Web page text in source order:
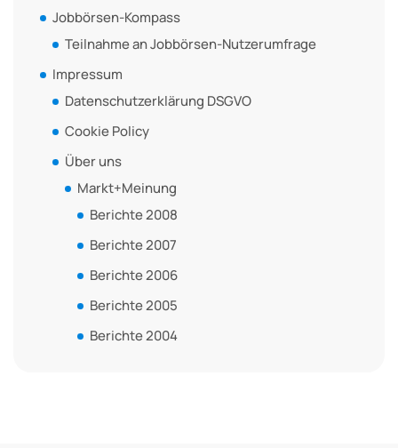
Jobbörsen-Kompass
Teilnahme an Jobbörsen-Nutzerumfrage
Impressum
Datenschutzerklärung DSGVO
Cookie Policy
Über uns
Markt+Meinung
Berichte 2008
Berichte 2007
Berichte 2006
Berichte 2005
Berichte 2004